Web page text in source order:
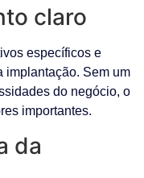
claro
específicos e
implantação. Sem um
do negócio, o
importantes.
da